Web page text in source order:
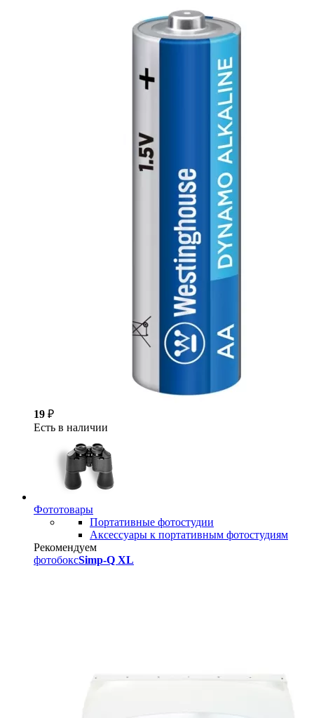
19 ₽
Есть в наличии
Фототовары
Портативные фотостудии
Аксессуары к портативным фотостудиям
Рекомендуем
фотобоксSimp-Q XL